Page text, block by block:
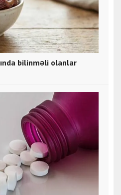
bilinməli olanlar